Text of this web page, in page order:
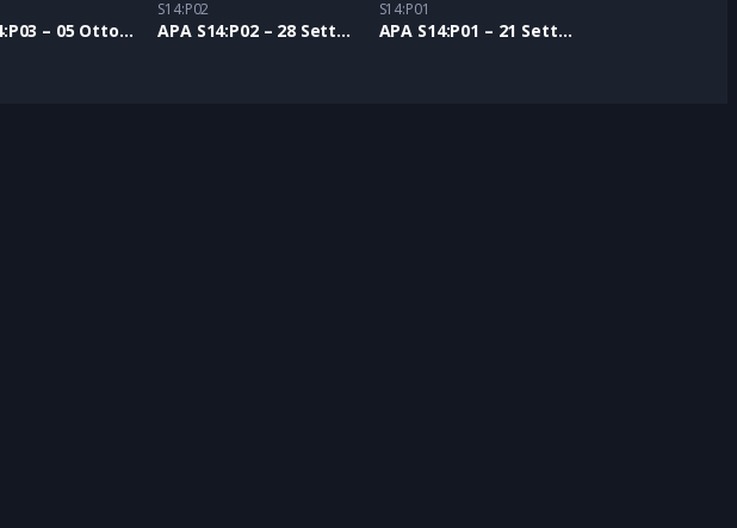
APA S14:P03 – 05 Ottobre 2023
S14:P02
APA S14:P02 – 28 Settembre 2023
S14:P01
APA S14:P01 – 21 Settembre 2023